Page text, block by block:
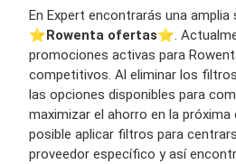
En Expert encontrarás una amplia
⭐️Rowenta ofertas⭐️.
promociones activas para
competitivos. Al eliminar los
las opciones disponibles para
maximizar el ahorro en la próxima
posible aplicar filtros para
proveedor específico y así